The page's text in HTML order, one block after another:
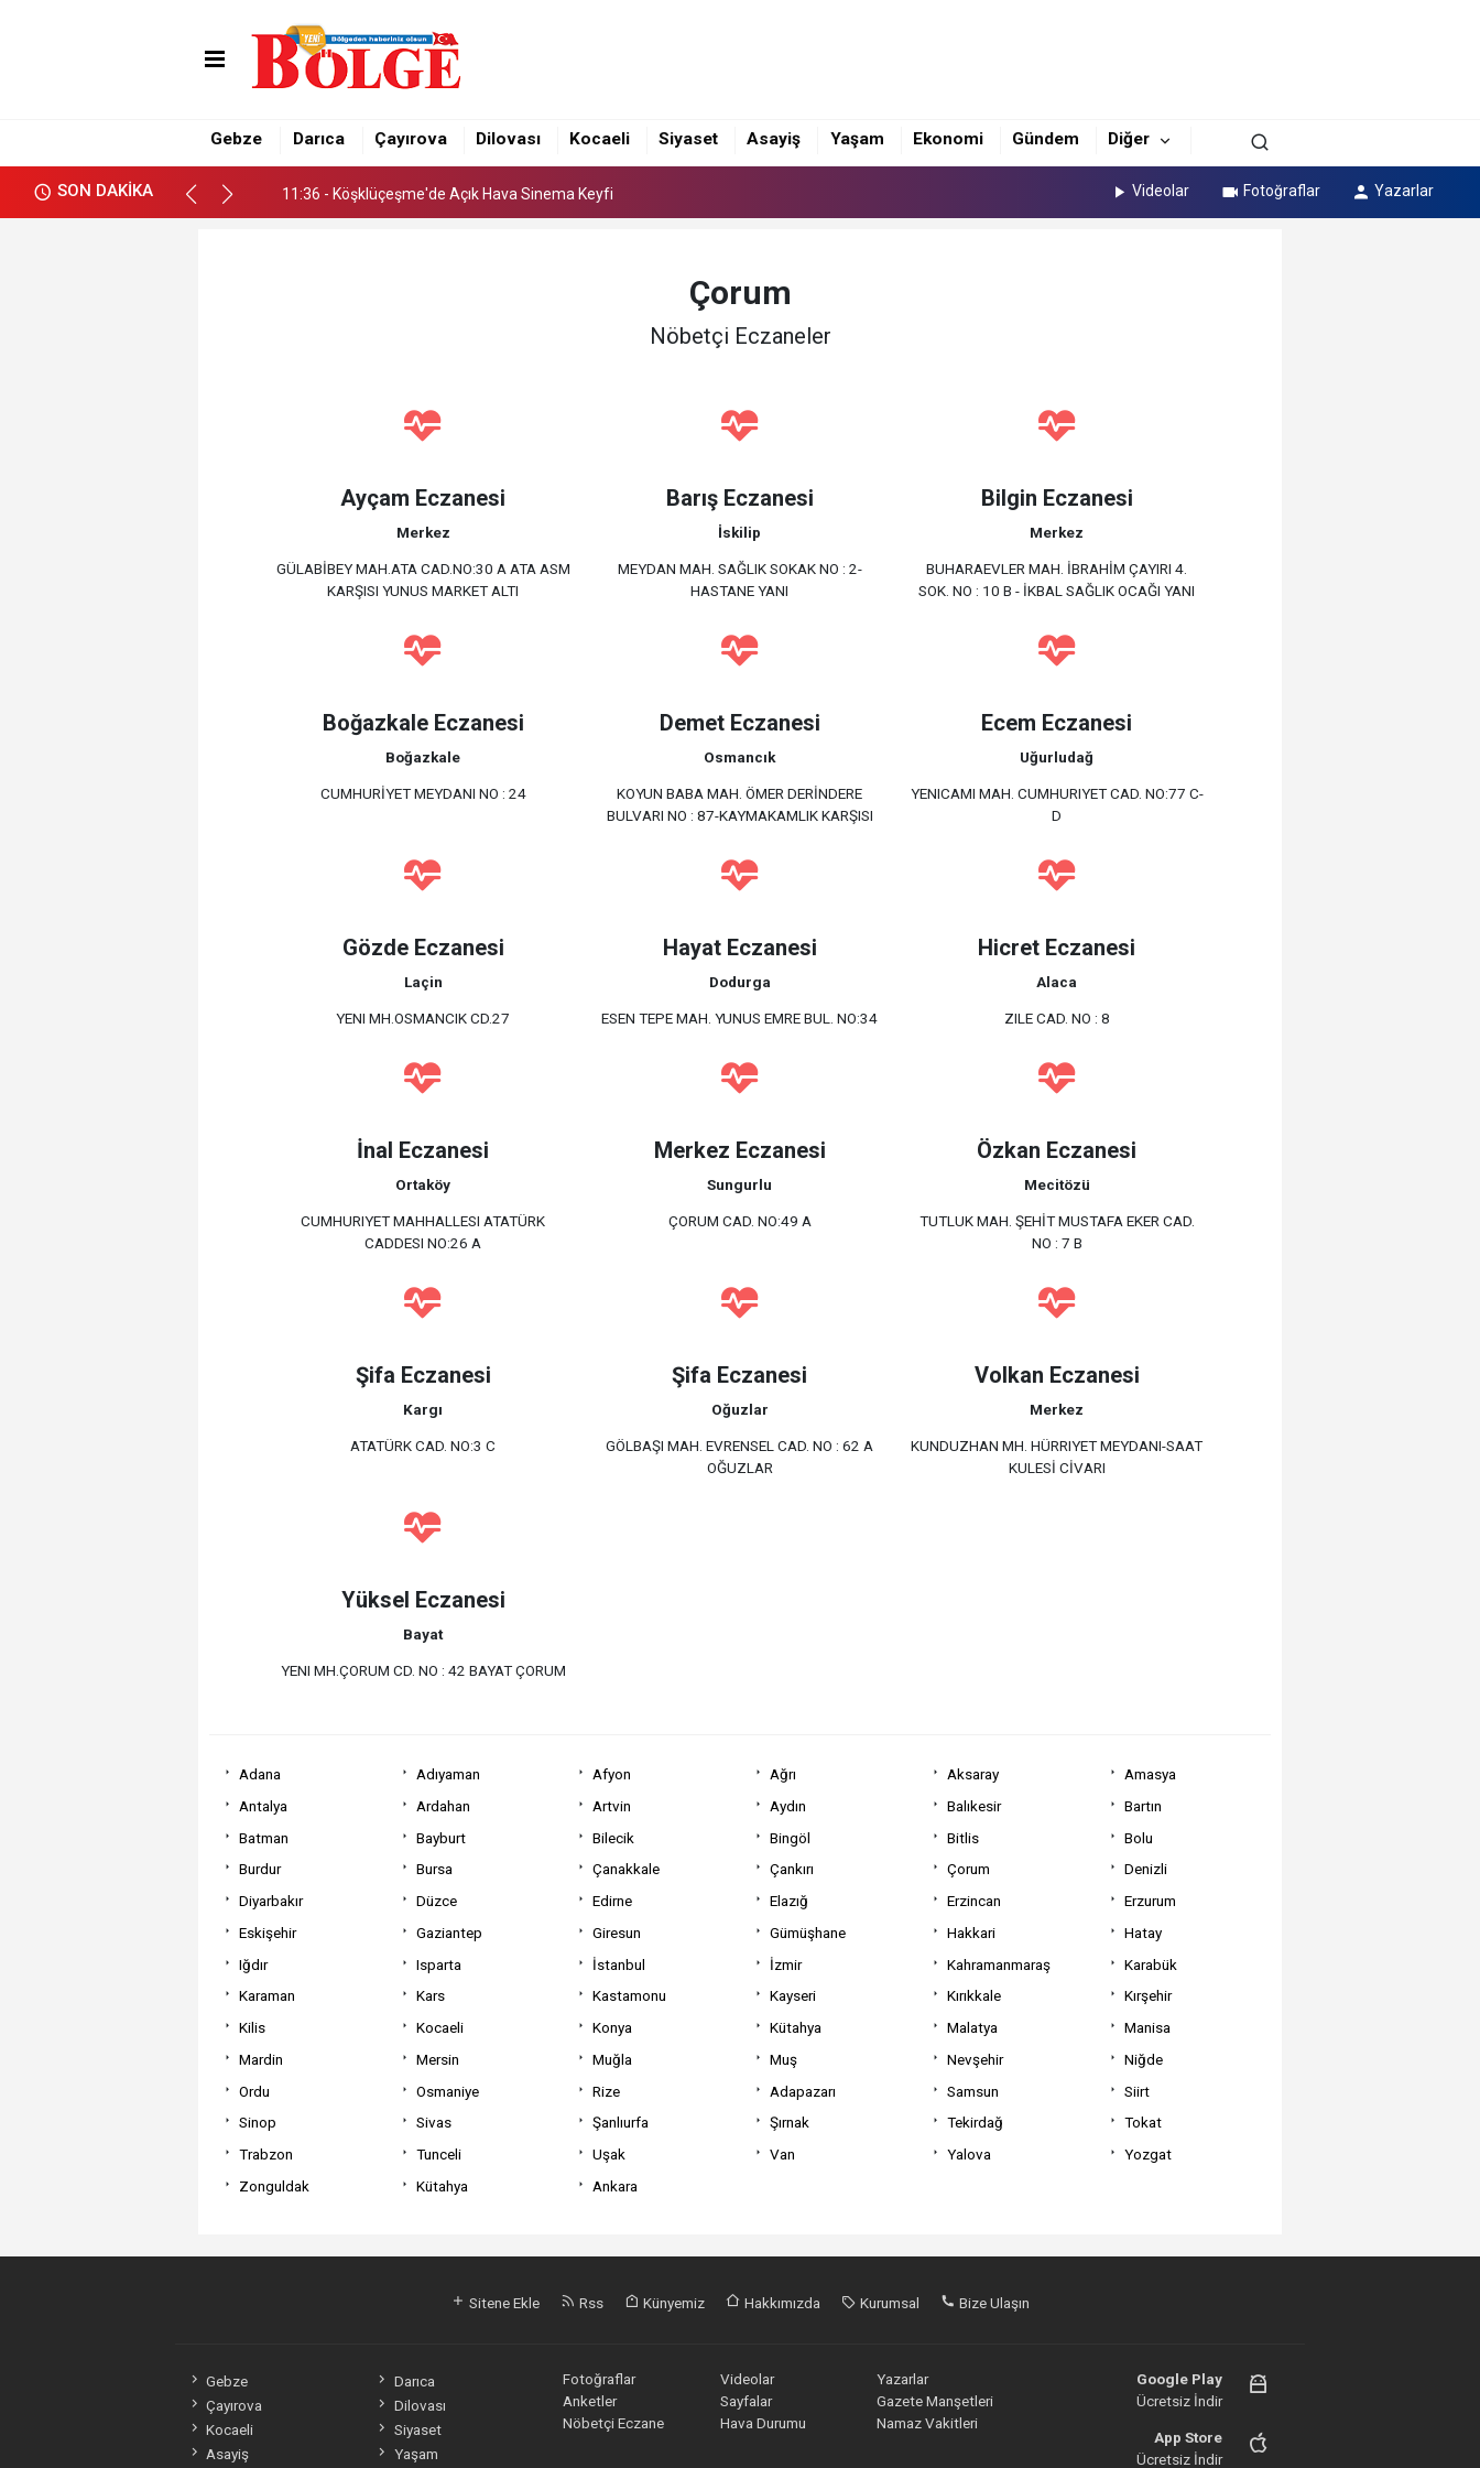
Gebze Darıca Çayırova Dilovası Kocaeli Siyaset Asayiş Yaşam Ekonomi Gündem Diğer
SON DAKİKA
11:36 - Köşklüçeşme'de Açık Hava Sinema Keyfi
11:40 - Darıca’da sanat mahallelere taşınıyor
11:36 - Köşklüçeşme'de Açık Hava Sinema Keyfi Videolar Fotoğraflar Yazarlar
Çorum
Nöbetçi Eczaneler
Ayçam Eczanesi
Merkez
GÜLABİBEY MAH.ATA CAD.NO:30 A ATA ASM
KARŞISI YUNUS MARKET ALTI
Barış Eczanesi
İskilip
MEYDAN MAH. SAĞLIK SOKAK NO : 2-
HASTANE YANI
Bilgin Eczanesi
Merkez
BUHARAEVLER MAH. İBRAHİM ÇAYIRI 4.
SOK. NO : 10 B - İKBAL SAĞLIK OCAĞI YANI
Boğazkale Eczanesi
Boğazkale
CUMHURİYET MEYDANI NO : 24
Demet Eczanesi
Osmancık
KOYUN BABA MAH. ÖMER DERİNDERE
BULVARI NO : 87-KAYMAKAMLIK KARŞISI
Ecem Eczanesi
Uğurludağ
YENICAMI MAH. CUMHURIYET CAD. NO:77 C-
D
Gözde Eczanesi
Laçin
YENI MH.OSMANCIK CD.27
Hayat Eczanesi
Dodurga
ESEN TEPE MAH. YUNUS EMRE BUL. NO:34
Hicret Eczanesi
Alaca
ZILE CAD. NO : 8
İnal Eczanesi
Ortaköy
CUMHURIYET MAHHALLESI ATATÜRK
CADDESI NO:26 A
Merkez Eczanesi
Sungurlu
ÇORUM CAD. NO:49 A
Özkan Eczanesi
Mecitözü
TUTLUK MAH. ŞEHİT MUSTAFA EKER CAD.
NO : 7 B
Şifa Eczanesi
Kargı
ATATÜRK CAD. NO:3 C
Şifa Eczanesi
Oğuzlar
GÖLBAŞI MAH. EVRENSEL CAD. NO : 62 A
OĞUZLAR
Volkan Eczanesi
Merkez
KUNDUZHAN MH. HÜRRIYET MEYDANI-SAAT
KULESİ CİVARI
Yüksel Eczanesi
Bayat
YENI MH.ÇORUM CD. NO : 42 BAYAT ÇORUM
Adana Adıyaman Afyon Ağrı Aksaray
Amasya
Antalya
Ardahan Artvin Aydın Balıkesir
Bartın
Batman
Bayburt Bilecik Bingöl Bitlis
Bolu
Burdur
Bursa Çanakkale Çankırı Çorum
Denizli
Diyarbakır
Düzce Edirne Elazığ Erzincan
Erzurum
Eskişehir
Gaziantep Giresun Gümüşhane Hakkari
Hatay
Iğdır
Isparta İstanbul İzmir Kahramanmaraş
Karabük
Karaman
Kars Kastamonu Kayseri Kırıkkale
Kırşehir
Kilis
Kocaeli Konya Kütahya Malatya
Manisa
Mardin
Mersin Muğla Muş Nevşehir
Niğde
Ordu
Osmaniye Rize Adapazarı Samsun
Siirt
Sinop
Sivas Şanlıurfa Şırnak Tekirdağ
Tokat
Trabzon
Tunceli Uşak Van Yalova
Yozgat
Zonguldak
Kütahya Ankara
Sitene Ekle Rss Künyemiz Hakkımızda Kurumsal Bize Ulaşın
Gebze
Darıca
Çayırova
Dilovası
Kocaeli
Siyaset
Asayiş
Yaşam
Fotoğraflar Videolar
Yazarlar
Anketler
Sayfalar
Gazete Manşetleri
Nöbetçi Eczane
Hava Durumu Namaz Vakitleri
Google Play
Ücretsiz İndir
App Store
Ücretsiz İndir